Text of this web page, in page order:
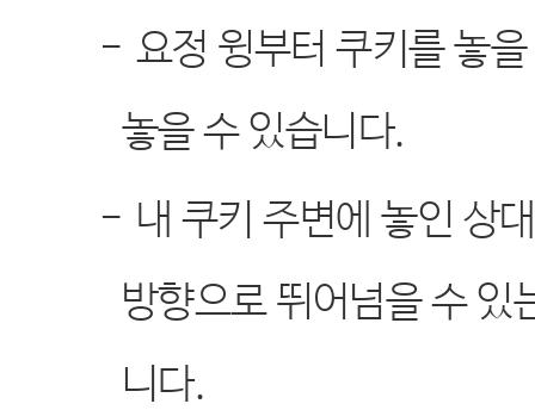
- 요정 윙부터 쿠키를 놓
놓을 수 있습니다.
- 내 쿠키 주변에 놓인 상
방향으로 뛰어넘을 수 있
니다.